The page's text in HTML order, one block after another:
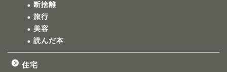
断捨離
旅行
美容
読んだ本
住宅